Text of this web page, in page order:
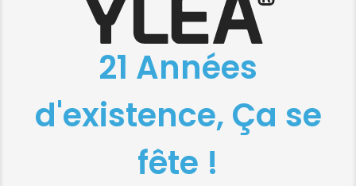
21 Années
d'existence, Ça se
fête !